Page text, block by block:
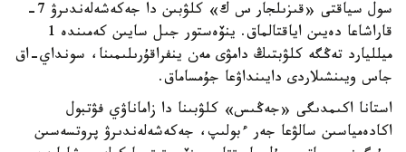
سول سياقتى «قىزىلجار س ك» كلۋبىن دا جەكەشەلەندىرۋ 7-
قاراشاعا دەيىن اياقتالماق. ينۆەستور جىل سايىن كەمىندە 1
ميلليارد تەڭگە كلۋبتىڭ دامۋى مەن ينفراقۇرىلىمىنا، سونداي-اق
جاس ويىنشىلاردى دايىنداۋعا جۇمساماق.
استانا اكىمدىگى «جەڭىس» كلۋبىنا دا زاماناۋي فۋتبول
اكادەمياسىن سالۋعا جەر ءبولىپ، جەكەشەلەندىرۋ پروتسەسىن